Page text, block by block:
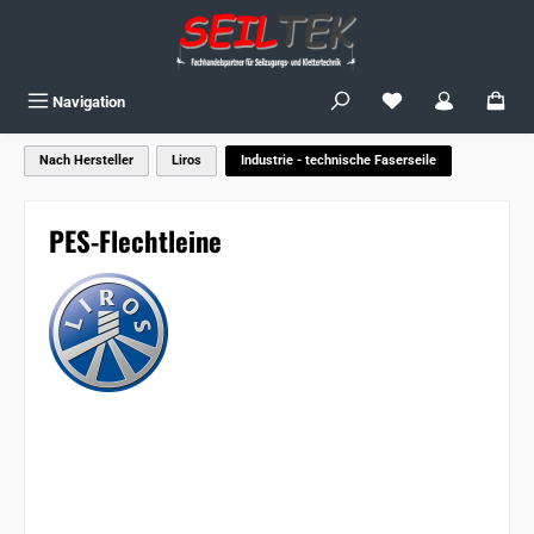
Navigation Du hast 0
Nach Hersteller Liros Industrie - technische Faserseile
PES-Flechtleine